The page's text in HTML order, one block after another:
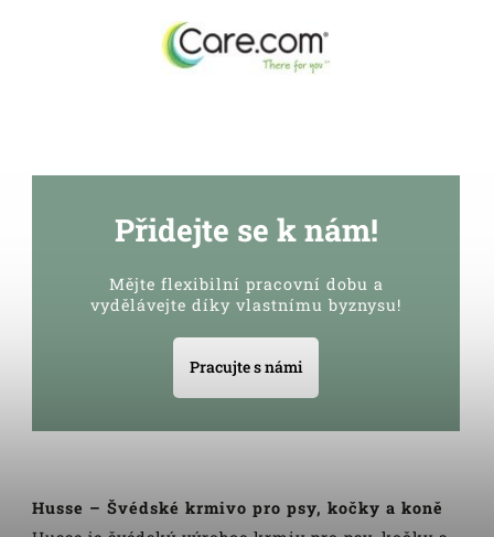
Přidejte se k nám!
Mějte flexibilní pracovní dobu a
vydělávejte díky vlastnímu byznysu!
Pracujte s námi
Husse – Švédské krmivo pro psy, kočky a koně